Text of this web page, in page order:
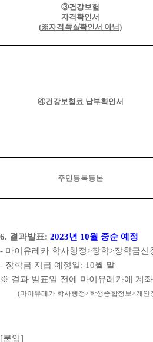
③건강보험
자격확인서
(※자격 득실확인서 아님 )
④건강보험료 납부확인서
주민등록등본
6. 결과발표: 2023년 10월 중순 예정
- 마이유레카 학사행정>장학>장학금신
- 장학금 지급 예정일: 10월 말
※ 결과 발표일 전에 마이유레카에 계
(마이유레카 학사행정>학생종합정보>개인
[붙임]